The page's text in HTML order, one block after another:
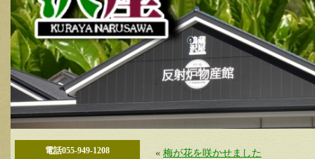
電話055-949-1208 « 梅が花を咲かせました